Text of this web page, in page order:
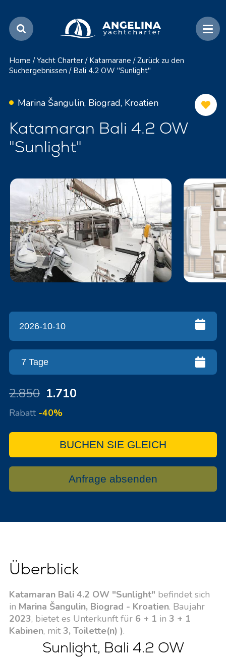
Home / Yacht Charter / Katamarane / Zurück zu den
Suchergebnissen / Bali 4.2 OW "Sunlight"
Marina Šangulin, Biograd, Kroatien
Katamaran Bali 4.2 OW
"Sunlight"
2.850 1.710
Rabatt -40%
BUCHEN SIE GLEICH
Anfrage absenden
Überblick
Katamaran Bali 4.2 OW "Sunlight" befindet sich
in Marina Šangulin, Biograd - Kroatien. Baujahr
2023, bietet es Unterkunft für 6 + 1 in 3 + 1
Kabinen, mit 3, Toilette(n) ).
Sunlight, Bali 4.2 OW